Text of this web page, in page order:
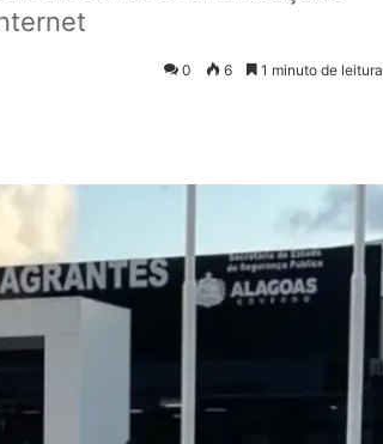
0 6 1 minuto de leitura